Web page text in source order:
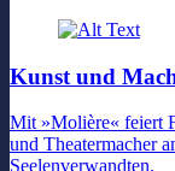
Kunst und
Mit »Molière« feiert
und Theatermacher
Seelenverwandten.